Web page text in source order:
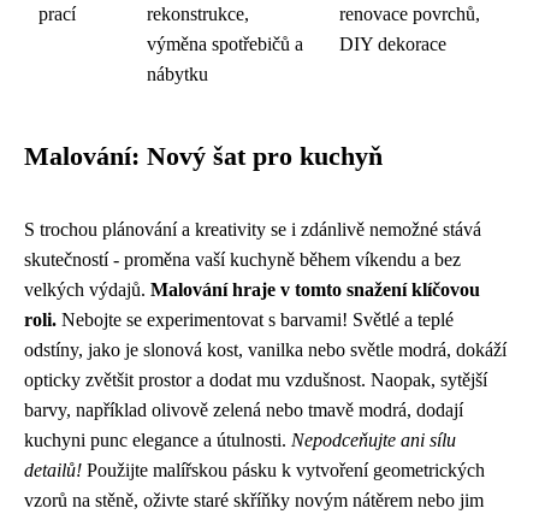
prací
rekonstrukce,
výměna spotřebičů a
nábytku
renovace povrchů,
DIY dekorace
Malování: Nový šat pro kuchyň
S trochou plánování a kreativity se i zdánlivě nemožné stává
skutečností - proměna vaší kuchyně během víkendu a bez
velkých výdajů. Malování hraje v tomto snažení klíčovou
roli. Nebojte se experimentovat s barvami! Světlé a teplé
odstíny, jako je slonová kost, vanilka nebo světle modrá, dokáží
opticky zvětšit prostor a dodat mu vzdušnost. Naopak, sytější
barvy, například olivově zelená nebo tmavě modrá, dodají
kuchyni punc elegance a útulnosti. Nepodceňujte ani sílu
detailů! Použijte malířskou pásku k vytvoření geometrických
vzorů na stěně, oživte staré skříňky novým nátěrem nebo jim